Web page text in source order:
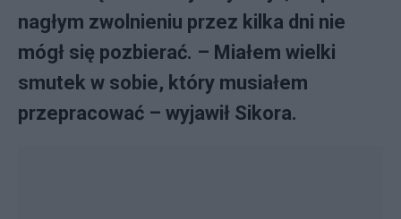
nagłym zwolnieniu przez kilka dni nie
mógł się pozbierać. – Miałem wielki
smutek w sobie, który musiałem
przepracować – wyjawił Sikora.